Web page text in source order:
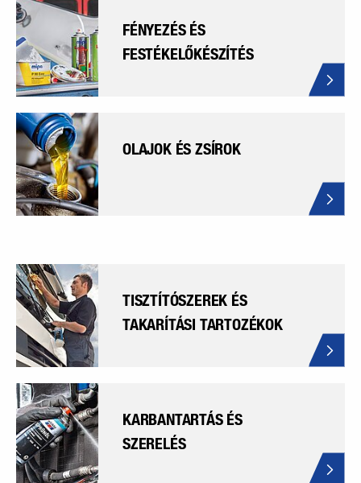
FÉNYEZÉS ÉS
FESTÉKELŐKÉSZÍTÉS
OLAJOK ÉS ZSÍROK
TISZTÍTÓSZEREK ÉS
TAKARÍTÁSI TARTOZÉKOK
KARBANTARTÁS ÉS
SZERELÉS